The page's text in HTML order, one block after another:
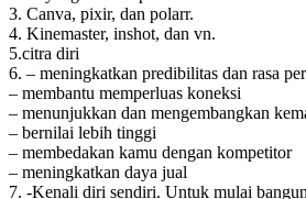
3. Canva, pixir, dan polarr.
4. Kinemaster, inshot, dan vn.
5.citra diri
6. – meningkatkan predibilitas dan rasa
– membantu memperluas koneksi
– menunjukkan dan mengembangkan
– bernilai lebih tinggi
– membedakan kamu dengan kompetitor
– meningkatkan daya jual
7. -Kenali diri sendiri. Untuk mulai